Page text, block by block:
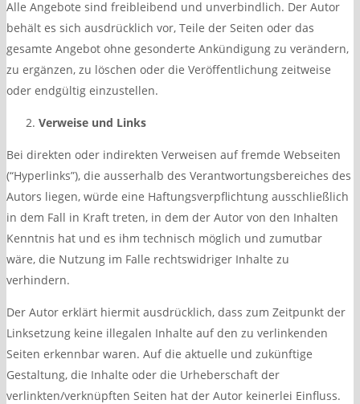
Alle Angebote sind freibleibend und unverbindlich. Der Autor
behält es sich ausdrücklich vor, Teile der Seiten oder das
gesamte Angebot ohne gesonderte Ankündigung zu verändern,
zu ergänzen, zu löschen oder die Veröffentlichung zeitweise
oder endgültig einzustellen.
Verweise und Links
Bei direkten oder indirekten Verweisen auf fremde Webseiten
(“Hyperlinks”), die ausserhalb des Verantwortungsbereiches des
Autors liegen, würde eine Haftungsverpflichtung ausschließlich
in dem Fall in Kraft treten, in dem der Autor von den Inhalten
Kenntnis hat und es ihm technisch möglich und zumutbar
wäre, die Nutzung im Falle rechtswidriger Inhalte zu
verhindern.
Der Autor erklärt hiermit ausdrücklich, dass zum Zeitpunkt der
Linksetzung keine illegalen Inhalte auf den zu verlinkenden
Seiten erkennbar waren. Auf die aktuelle und zukünftige
Gestaltung, die Inhalte oder die Urheberschaft der
verlinkten/verknüpften Seiten hat der Autor keinerlei Einfluss.